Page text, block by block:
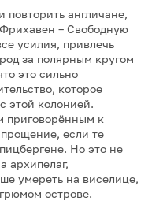
повторить англичане,
– Свободную
усилия, привлечь
за полярным кругом
это сильно
которое
этой колонией.
приговорённым к
если те
Но это не
архипелаг,
умереть на виселице,
острове.